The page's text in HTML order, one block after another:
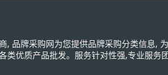
, 品牌采购网为您提供品牌采购分类信息,
类优质产品批发。服务针对性强,专业服务